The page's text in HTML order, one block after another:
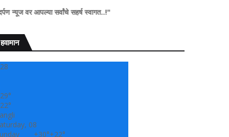
सर्वांचे सहर्ष स्वागत..!"
हवामान
28
29°
22°
08
+30°+22°